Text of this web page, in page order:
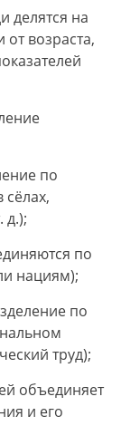
делятся на
возраста,
по
д.);
по
нациям);
по
труд);
объединяет
и его